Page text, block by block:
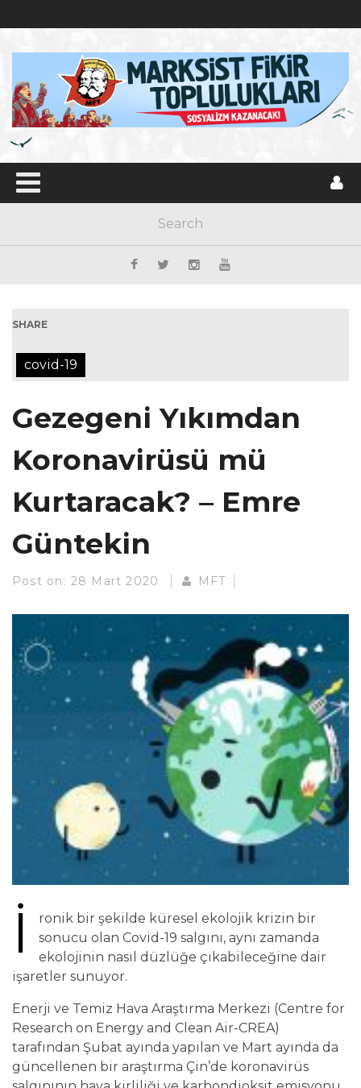
SHARE
covid-19
Gezegeni Yıkımdan
Koronavirüsü mü
Kurtaracak? – Emre
Güntekin
Post on: 28 Mart 2020 MFT
İ
ronik bir şekilde küresel ekolojik krizin bir
sonucu olan Covid-19 salgını, aynı zamanda
ekolojinin nasıl düzlüğe çıkabileceğine dair
işaretler sunuyor.
Enerji ve Temiz Hava Araştırma Merkezi (Centre for
Research on Energy and Clean Air-CREA)
tarafından Şubat ayında yapılan ve Mart ayında da
güncellenen bir araştırma Çin’de koronavirüs